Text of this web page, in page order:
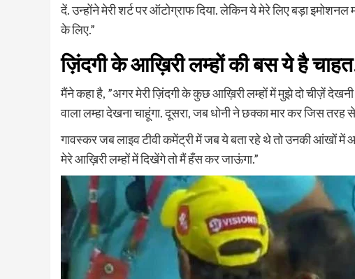
दें. उन्होंने मेरी शर्ट पर ऑटोग्राफ दिया. लेकिन ये मेरे लिए बड़ा
के लिए.”
ज़िंदगी के आख़िरी लम्हों की बस ये है
मैंने कहा है, ”अगर मेरी ज़िंदगी के कुछ आख़िरी लम्हों में मुझे दो चीज़ें
वाला लम्हा देखना चाहूंगा. दूसरा, जब धोनी ने छक्का मार कर जिस तरह
गावस्कर जब लाइव टीवी कमेंट्री में जब ये बता रहे थे तो उनकी आंखों
मेरे आख़िरी लम्हों में दिखेंगे तो मैं हँस कर जाऊंगा.”